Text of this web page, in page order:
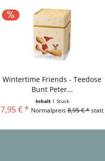
Wintertime Friends - Teedose
Bunt Peter...
Inhalt 1 Stück
7,95 € * Normalpreis8,95 € *statt